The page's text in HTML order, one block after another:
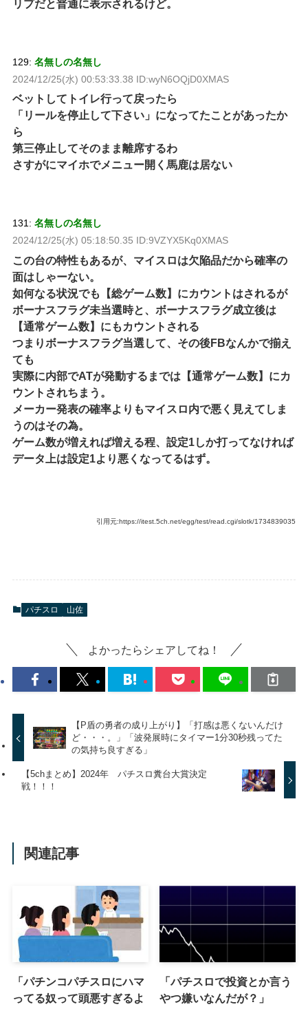
リプだと普通に表示されるけど。
129: 名無しの名無し
2024/12/25(水) 00:53:33.38 ID:wyN6OQjD0XMAS
ベットしてトイレ行って戻ったら
「リールを停止して下さい」になってたことがあったか
ら
第三停止してそのまま離席するわ
さすがにマイホでメニュー開く馬鹿は居ない
131: 名無しの名無し
2024/12/25(水) 05:18:50.35 ID:9VZYX5Kq0XMAS
この台の特性もあるが、マイスロは欠陥品だから確率の
面はしゃーない。
如何なる状況でも【総ゲーム数】にカウントはされるが
ボーナスフラグ未当選時と、ボーナスフラグ成立後は
【通常ゲーム数】にもカウントされる
つまりボーナスフラグ当選して、その後FBなんかで揃え
ても
実際に内部でATが発動するまでは【通常ゲーム数】にカ
ウントされちまう。
メーカー発表の確率よりもマイスロ内で悪く見えてしま
うのはその為。
ゲーム数が増えれば増える程、設定1しか打ってなければ
データ上は設定1より悪くなってるはず。
引用元:https://itest.5ch.net/egg/test/read.cgi/slotk/1734839035
パチスロ 山佐
よかったらシェアしてね！
【P盾の勇者の成り上がり】「打感は悪くないんだけ
ど・・・。」「波発展時にタイマー1分30秒残ってた
の気持ち良すぎる」
【5chまとめ】2024年 パチスロ糞台大賞決定
戦！！！
関連記事
「パチンコパチスロにハマ
ってる奴って頭悪すぎるよ
「パチスロで投資とか言う
やつ嫌いなんだが？」